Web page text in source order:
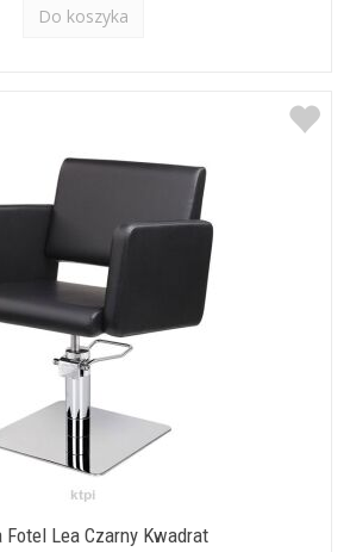
Do koszyka
Fotel Lea Czarny Kwadrat